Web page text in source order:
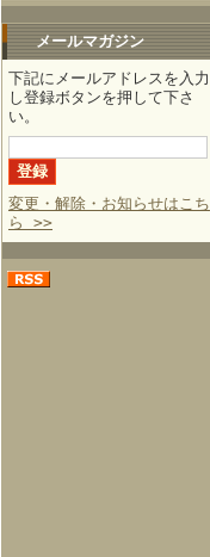
メールマガジン
下記にメールアドレスを入力
し登録ボタンを押して下さ
い。
変更・解除・お知らせはこち
ら >>